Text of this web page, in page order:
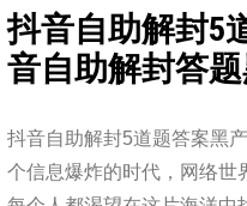
抖音自助解封5
音自助解封答
抖音自助解封5道题答案黑
个信息爆炸的时代，网络世